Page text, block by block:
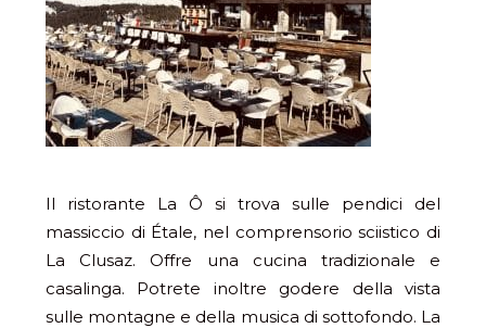
Il ristorante La Ô si trova sulle pendici del
massiccio di Étale, nel comprensorio sciistico di
La Clusaz. Offre una cucina tradizionale e
casalinga. Potrete inoltre godere della vista
sulle montagne e della musica di sottofondo. La